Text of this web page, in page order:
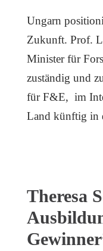
Ungarn
Zukunft. Prof.
Minister für
zuständig und
für F&E, im
Land künftig in
Theresa